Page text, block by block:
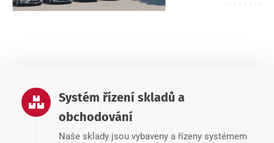
Systém řízení skladů a
obchodování
Naše sklady jsou vybaveny a řízeny systémem